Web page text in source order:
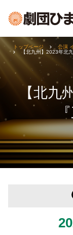
【北九
トップページ 公演
【北九州】2023年北